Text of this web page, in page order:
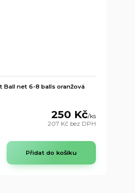
Ball net 6-8 balls oranžová
250 Kč/ks
207 Kč bez DPH
Přidat do košíku